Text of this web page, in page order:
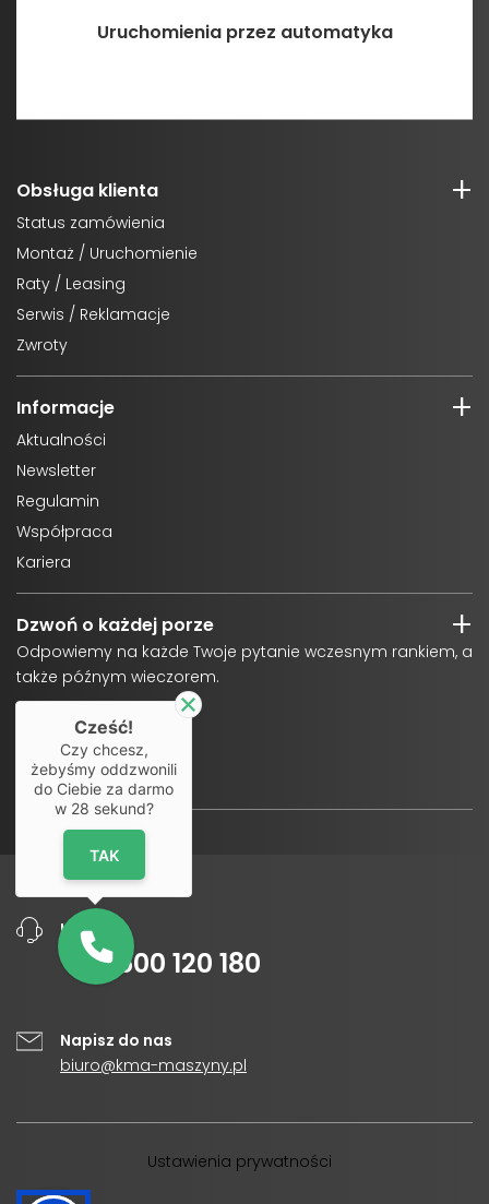
Uruchomienia przez automatyka
Obsługa klienta
Status zamówienia
Montaż / Uruchomienie
Raty / Leasing
Serwis / Reklamacje
Zwroty
Informacje
Aktualności
Newsletter
Regulamin
Współpraca
Kariera
Dzwoń o każdej porze
Odpowiemy na każde Twoje pytanie wczesnym rankiem, a
także późnym wieczorem.
Infolinia
+48 500 120 180
Napisz do nas
biuro@kma-maszyny.pl
Ustawienia prywatności
Cześć!
Czy chcesz,
żebyśmy oddzwonili
do Ciebie za darmo
w 28 sekund?
TAK